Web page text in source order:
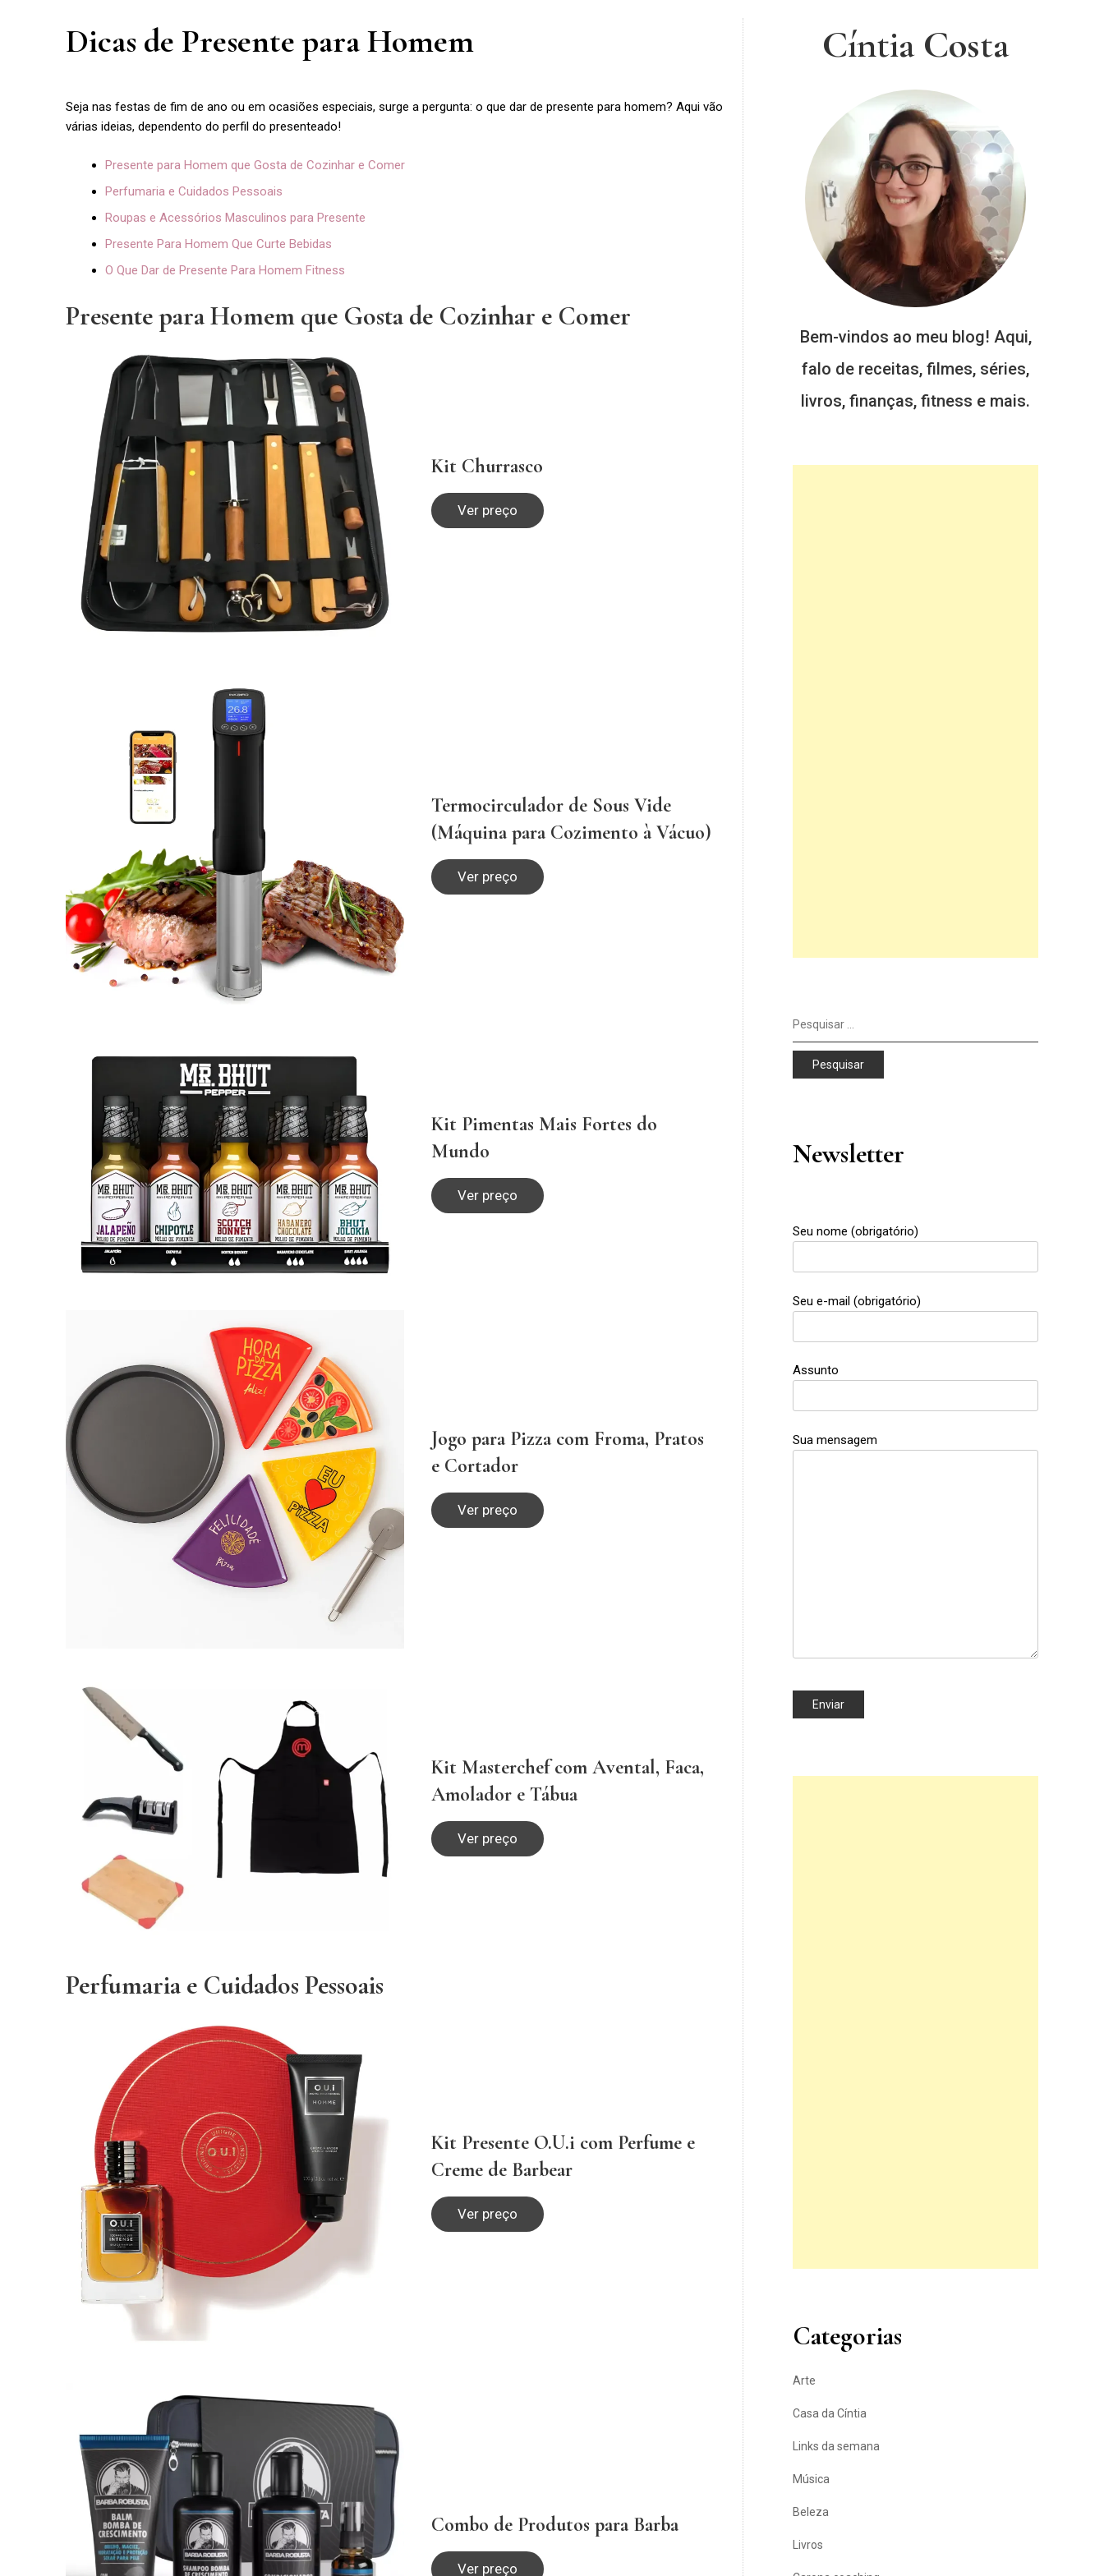
Dicas de Presente para Homem
Seja nas festas de fim de ano ou em ocasiões especiais, surge a pergunta: o que dar de presente para homem? Aqui vão
várias ideias, dependento do perfil do presenteado!
Presente para Homem que Gosta de Cozinhar e Comer
Perfumaria e Cuidados Pessoais
Roupas e Acessórios Masculinos para Presente
Presente Para Homem Que Curte Bebidas
O Que Dar de Presente Para Homem Fitness
Presente para Homem que Gosta de Cozinhar e Comer
Kit Churrasco
Ver preço
Termocirculador de Sous Vide
(Máquina para Cozimento à Vácuo)
Ver preço
Kit Pimentas Mais Fortes do
Mundo
Ver preço
Jogo para Pizza com Froma, Pratos
e Cortador
Ver preço
Kit Masterchef com Avental, Faca,
Amolador e Tábua
Ver preço
Perfumaria e Cuidados Pessoais
Kit Presente O.U.i com Perfume e
Creme de Barbear
Ver preço
Combo de Produtos para Barba
Ver preço
Cíntia Costa
Bem-vindos ao meu blog! Aqui,
falo de receitas, filmes, séries,
livros, finanças, fitness e mais.
Pesquisar
Newsletter
Seu nome (obrigatório)
Seu e-mail (obrigatório)
Assunto
Sua mensagem
Categorias
Arte
Casa da Cíntia
Links da semana
Música
Beleza
Livros